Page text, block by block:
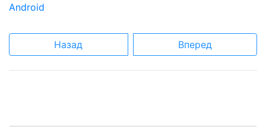
Android
Назад Вперед